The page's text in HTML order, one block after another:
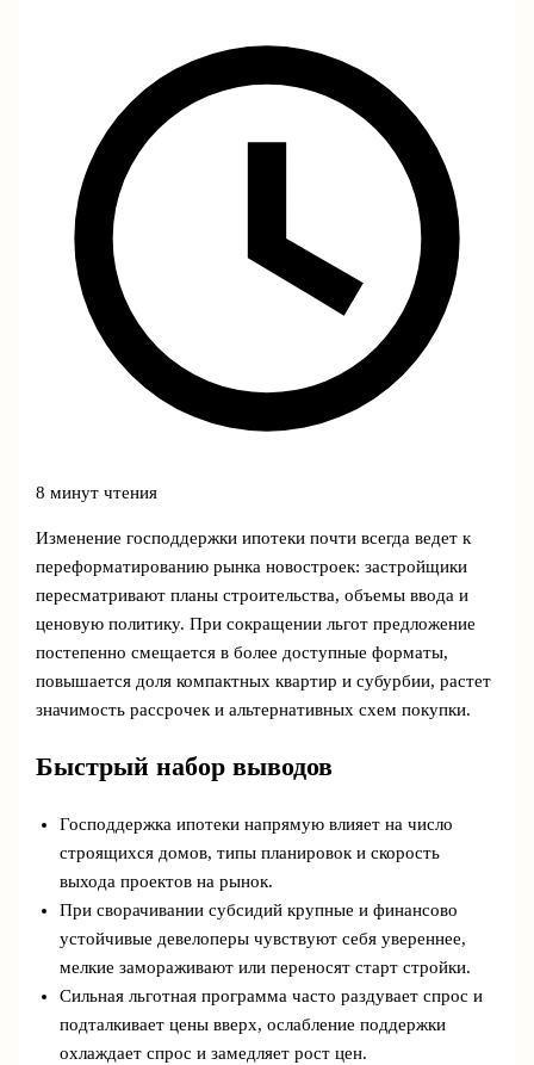
8 минут чтения
Изменение господдержки ипотеки почти всегда ведет к
переформатированию рынка новостроек: застройщики
пересматривают планы строительства, объемы ввода и
ценовую политику. При сокращении льгот предложение
постепенно смещается в более доступные форматы,
повышается доля компактных квартир и субурбии, растет
значимость рассрочек и альтернативных схем покупки.
Быстрый набор выводов
Господдержка ипотеки напрямую влияет на число
строящихся домов, типы планировок и скорость
выхода проектов на рынок.
При сворачивании субсидий крупные и финансово
устойчивые девелоперы чувствуют себя увереннее,
мелкие замораживают или переносят старт стройки.
Сильная льготная программа часто раздувает спрос и
подталкивает цены вверх, ослабление поддержки
охлаждает спрос и замедляет рост цен.